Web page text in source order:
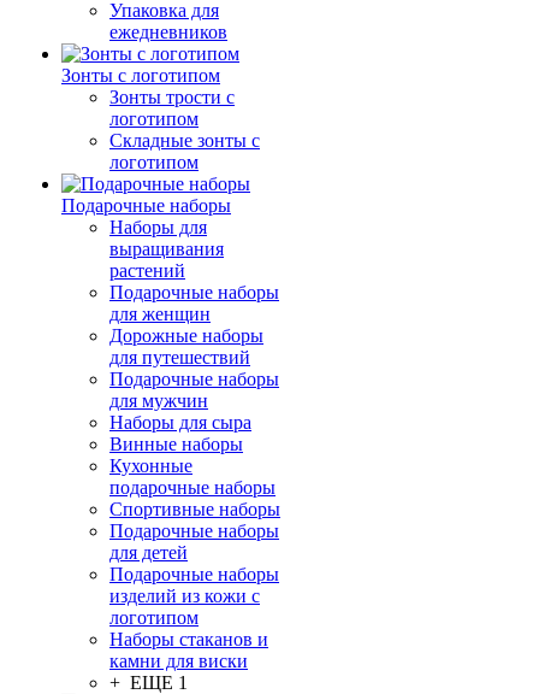
Упаковка для
ежедневников
Зонты с логотипом
Зонты трости с
логотипом
Складные зонты с
логотипом
Подарочные наборы
Наборы для
выращивания
растений
Подарочные наборы
для женщин
Дорожные наборы
для путешествий
Подарочные наборы
для мужчин
Наборы для сыра
Винные наборы
Кухонные
подарочные наборы
Спортивные наборы
Подарочные наборы
для детей
Подарочные наборы
изделий из кожи с
логотипом
Наборы стаканов и
камни для виски
+ ЕЩЕ 1